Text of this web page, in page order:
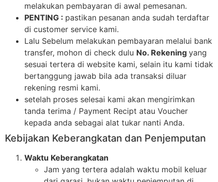
melakukan pembayaran di awal pemesanan.
PENTING : pastikan pesanan anda sudah terdaftar
di customer service kami.
Lalu Sebelum melakukan pembayaran melalui bank
transfer, mohon di check dulu No. Rekening yang
sesuai tertera di website kami, selain itu kami tidak
bertanggung jawab bila ada transaksi diluar
rekening resmi kami.
setelah proses selesai kami akan mengirimkan
tanda terima / Payment Recipt atau Voucher
kepada anda sebagai alat tukar nanti Anda.
Kebijakan Keberangkatan dan Penjemputan
Waktu Keberangkatan
Jam yang tertera adalah waktu mobil keluar